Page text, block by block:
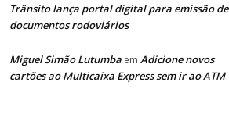
Trânsito lança portal digital para emissão de
documentos rodoviários
Miguel Simão Lutumba em Adicione novos
cartões ao Multicaixa Express sem ir ao ATM